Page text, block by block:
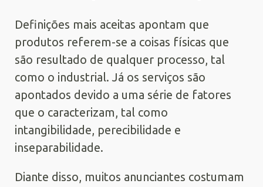
Definições mais aceitas apontam que
produtos referem-se a coisas físicas que
são resultado de qualquer processo, tal
como o industrial. Já os serviços são
apontados devido a uma série de fatores
que o caracterizam, tal como
intangibilidade, perecibilidade e
inseparabilidade.
Diante disso, muitos anunciantes costumam